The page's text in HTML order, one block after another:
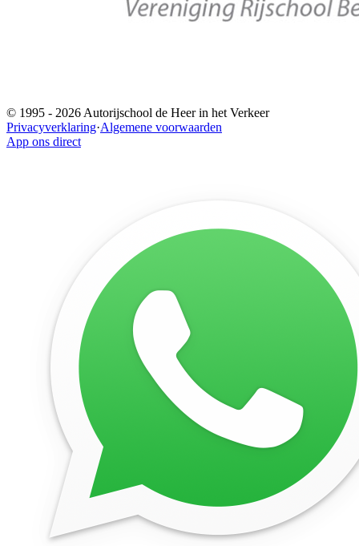
© 1995 - 2026 Autorijschool de Heer in het Verkeer
Privacyverklaring·Algemene voorwaarden
App ons direct